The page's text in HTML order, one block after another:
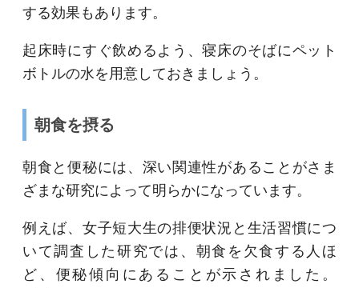
する効果もあります。
起床時にすぐ飲めるよう、寝床のそばにペット
ボトルの水を用意しておきましょう。
朝食を摂る
朝食と便秘には、深い関連性があることがさま
ざまな研究によって明らかになっています。
例えば、女子短大生の排便状況と生活習慣につ
いて調査した研究では、朝食を欠食する人ほ
ど、便秘傾向にあることが示されました。